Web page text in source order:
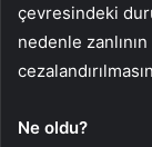
çevresindeki
nedenle
Ne oldu?